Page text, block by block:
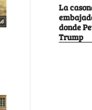
La
donde
Trump